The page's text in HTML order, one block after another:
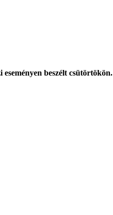
beszélt csütörtökön.